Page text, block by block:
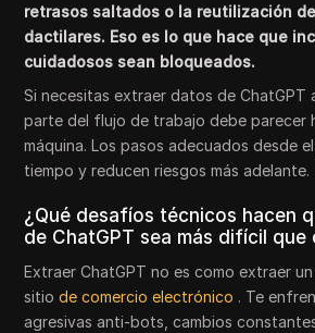
retrasos saltados o la reutilización
dactilares. Eso es lo que hace que
cuidadosos sean bloqueados.
Si necesitas extraer datos de ChatGPT
parte del flujo de trabajo debe parecer
máquina. Los pasos adecuados desde
tiempo y reducen riesgos más adelante.
¿Qué desafíos técnicos hacen
de ChatGPT sea más difícil
Extraer ChatGPT no es como extraer
sitiode comercio electrónico . Te
agresivas anti-bots, cambios